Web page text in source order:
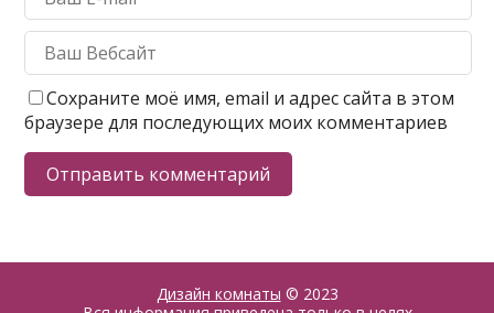
Сохраните моё имя, email и адрес сайта в этом
браузере для последующих моих комментариев
Дизайн комнаты © 2023